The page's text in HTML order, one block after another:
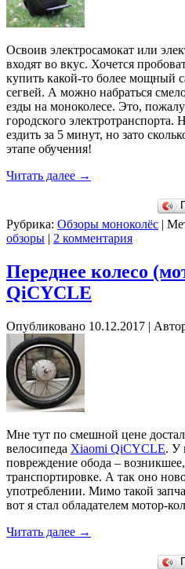
Освоив электросамокат или
входят во вкус. Хочется
купить какой-то более мощный
сегвей. А можно набраться
езды на моноколесе. Это,
городского электротранспорта.
ездить за 5 минут, но зато
этапе обучения!
Читать далее →
Рубрика: Обзоры моноколёс
обзоры
2 комментария
Переднее колесо
QiCYCLE
Опубликовано 10.12.2017 |
Мне тут по смешной цене
велосипеда Xiaomi QiCYCLE. У
повреждение обода –
транспортировке. А так оно
употреблении. Мимо такой
вот я стал обладателем мотор-
Читать далее →